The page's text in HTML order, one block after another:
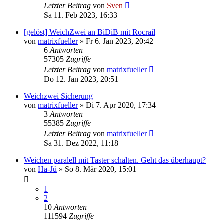
Letzter Beitrag von Sven
Sa 11. Feb 2023, 16:33
[gelöst] WeichZwei an BiDiB mit Rocrail
von matrixfueller» Fr 6. Jan 2023, 20:42
6 Antworten
57305 Zugriffe
Letzter Beitrag von matrixfueller
Do 12. Jan 2023, 20:51
Weichzwei Sicherung
von matrixfueller» Di 7. Apr 2020, 17:34
3 Antworten
55385 Zugriffe
Letzter Beitrag von matrixfueller
Sa 31. Dez 2022, 11:18
Weichen paralell mit Taster schalten. Geht das überhaupt?
von Ha-Jü » So 8. Mär 2020, 15:01
1
2
10 Antworten
111594 Zugriffe